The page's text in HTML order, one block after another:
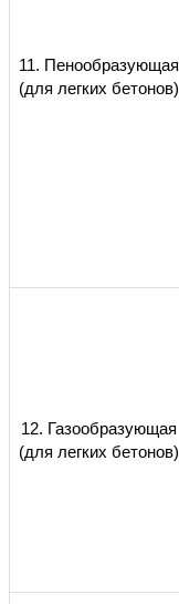
11. Пенообразующая
(для легких бетонов)
12. Газообразующая
(для легких бетонов)